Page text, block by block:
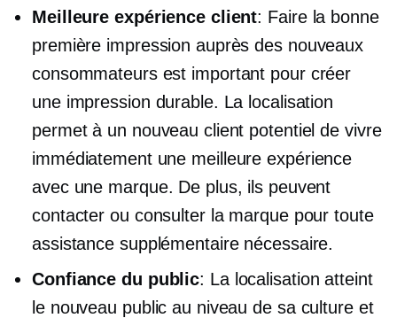
Meilleure expérience client: Faire la bonne
première impression auprès des nouveaux
consommateurs est important pour créer
une impression durable. La localisation
permet à un nouveau client potentiel de vivre
immédiatement une meilleure expérience
avec une marque. De plus, ils peuvent
contacter ou consulter la marque pour toute
assistance supplémentaire nécessaire.
Confiance du public: La localisation atteint
le nouveau public au niveau de sa culture et